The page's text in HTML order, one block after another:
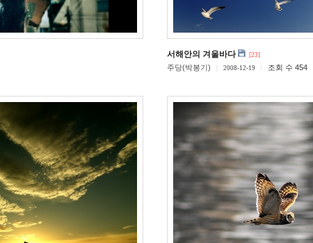
서해안의 겨울바다 [23]
주당(박봉기) 2008-12-19 조회 수 454